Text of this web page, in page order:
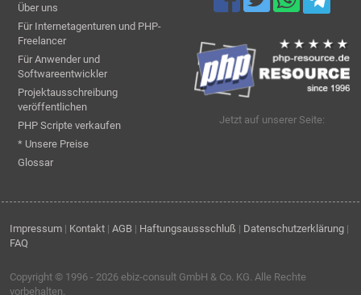
Über uns
Für Internetagenturen und PHP-
Freelancer
Für Anwender und
Softwareentwickler
Projektausschreibung
veröffentlichen
PHP Scripte verkaufen
* Unsere Preise
Glossar
Jetzt auf unserer Seite:
Impressum | Kontakt | AGB | Haftungsaussschluß | Datenschutzerklärung |
FAQ
Copyright © 1996 - 2026 ebiz-consult GmbH & Co. KG. Alle Rechte
vorbehalten.